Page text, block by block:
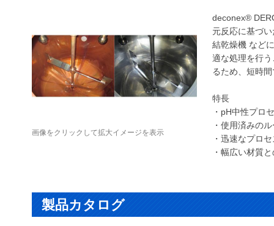
画像をクリックして拡大イメージを表示
deconex®
元反応に基づ
結乾燥機 など
適な処理を行
るため、短時
特長
・pH中性プロ
・使用済みの
・迅速なプロ
・幅広い材質
製品カタログ